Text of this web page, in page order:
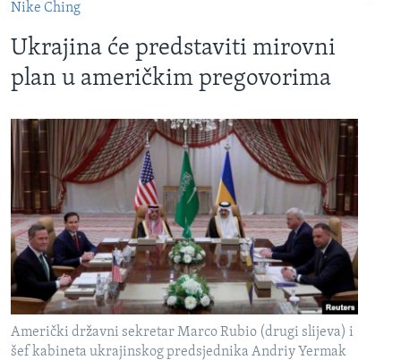
Nike Ching
Ukrajina će predstaviti mirovni
plan u američkim pregovorima
Američki državni sekretar Marco Rubio (drugi slijeva) i
šef kabineta ukrajinskog predsjednika Andriy Yermak